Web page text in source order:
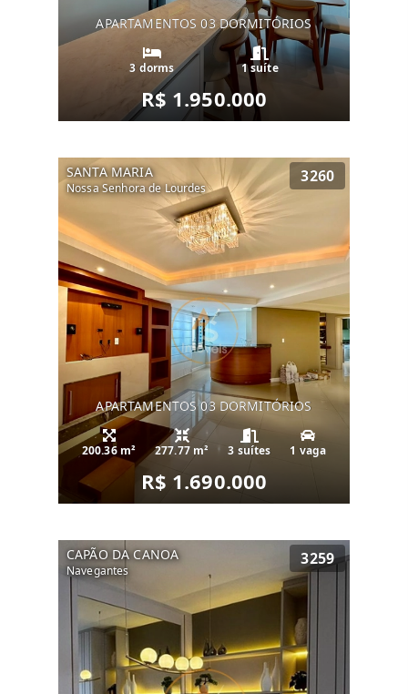
APARTAMENTOS 03 DORMITÓRIOS
3 dorms 1 suíte
R$ 1.950.000
SANTA MARIA
Nossa Senhora de Lourdes
3260
APARTAMENTOS 03 DORMITÓRIOS
200.36 m² 277.77 m² 3 suítes 1 vaga
R$ 1.690.000
CAPÃO DA CANOA
Navegantes
3259